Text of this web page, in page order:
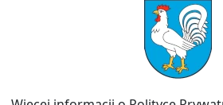
PRZYDATNE LINKI